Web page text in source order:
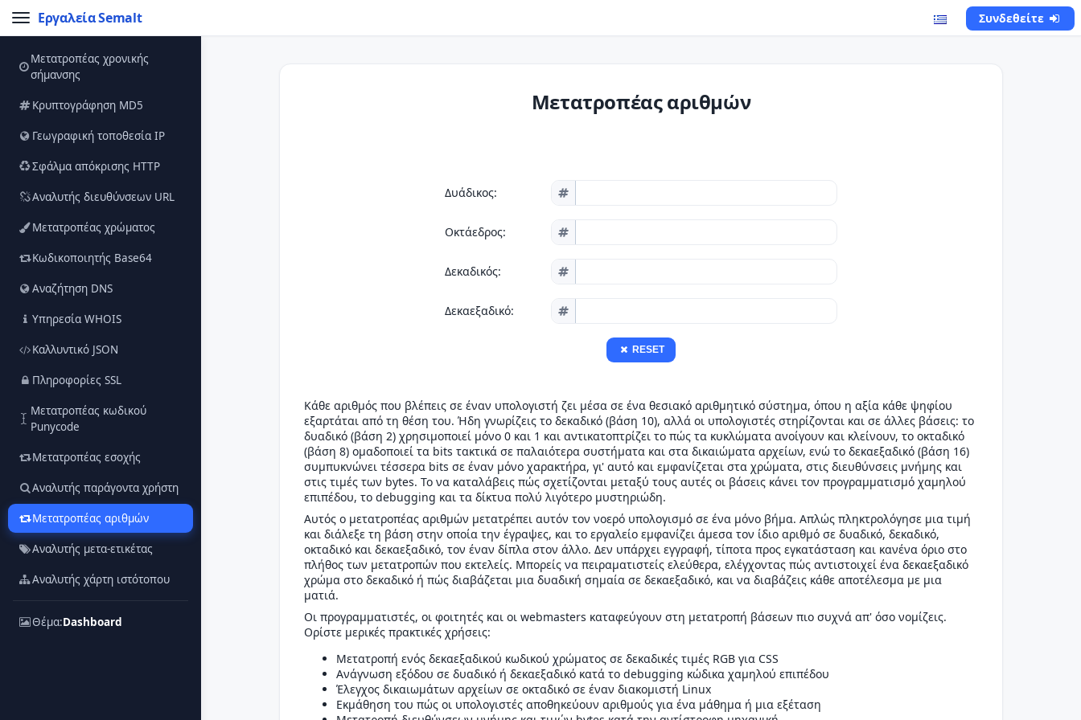
Εργαλεία Semalt Συνδεθείτε
Μετατροπέας χρονικής
σήμανσης
Κρυπτογράφηση MD5
Γεωγραφική τοποθεσία IP
Σφάλμα απόκρισης HTTP
Αναλυτής διευθύνσεων URL
Μετατροπέας χρώματος
Κωδικοποιητής Base64
Αναζήτηση DNS
Υπηρεσία WHOIS
Καλλυντικό JSON
Πληροφορίες SSL
Μετατροπέας κωδικού
Punycode
Μετατροπέας εσοχής
Αναλυτής παράγοντα χρήστη
Μετατροπέας αριθμών
Αναλυτής μετα-ετικέτας
Αναλυτής χάρτη ιστότοπου
Θέμα:Dashboard
Μετατροπέας αριθμών
Δυάδικος:
Οκτάεδρος:
Δεκαδικός:
Δεκαεξαδικό:
RESET
Κάθε αριθμός που βλέπεις σε έναν υπολογιστή ζει μέσα σε ένα θεσιακό αριθμητικό σύστημα, όπου η αξία κάθε ψηφίου
εξαρτάται από τη θέση του. Ήδη γνωρίζεις το δεκαδικό (βάση 10), αλλά οι υπολογιστές στηρίζονται και σε άλλες βάσεις: το
δυαδικό (βάση 2) χρησιμοποιεί μόνο 0 και 1 και αντικατοπτρίζει το πώς τα κυκλώματα ανοίγουν και κλείνουν, το οκταδικό
(βάση 8) ομαδοποιεί τα bits τακτικά σε παλαιότερα συστήματα και στα δικαιώματα αρχείων, ενώ το δεκαεξαδικό (βάση 16)
συμπυκνώνει τέσσερα bits σε έναν μόνο χαρακτήρα, γι' αυτό και εμφανίζεται στα χρώματα, στις διευθύνσεις μνήμης και
στις τιμές των bytes. Το να καταλάβεις πώς σχετίζονται μεταξύ τους αυτές οι βάσεις κάνει τον προγραμματισμό χαμηλού
επιπέδου, το debugging και τα δίκτυα πολύ λιγότερο μυστηριώδη.
Αυτός ο μετατροπέας αριθμών μετατρέπει αυτόν τον νοερό υπολογισμό σε ένα μόνο βήμα. Απλώς πληκτρολόγησε μια τιμή
και διάλεξε τη βάση στην οποία την έγραψες, και το εργαλείο εμφανίζει άμεσα τον ίδιο αριθμό σε δυαδικό, δεκαδικό,
οκταδικό και δεκαεξαδικό, τον έναν δίπλα στον άλλο. Δεν υπάρχει εγγραφή, τίποτα προς εγκατάσταση και κανένα όριο στο
πλήθος των μετατροπών που εκτελείς. Μπορείς να πειραματιστείς ελεύθερα, ελέγχοντας πώς αντιστοιχεί ένα δεκαεξαδικό
χρώμα στο δεκαδικό ή πώς διαβάζεται μια δυαδική σημαία σε δεκαεξαδικό, και να διαβάζεις κάθε αποτέλεσμα με μια
ματιά.
Οι προγραμματιστές, οι φοιτητές και οι webmasters καταφεύγουν στη μετατροπή βάσεων πιο συχνά απ' όσο νομίζεις.
Ορίστε μερικές πρακτικές χρήσεις:
Μετατροπή ενός δεκαεξαδικού κωδικού χρώματος σε δεκαδικές τιμές RGB για CSS
Ανάγνωση εξόδου σε δυαδικό ή δεκαεξαδικό κατά το debugging κώδικα χαμηλού επιπέδου
Έλεγχος δικαιωμάτων αρχείων σε οκταδικό σε έναν διακομιστή Linux
Εκμάθηση του πώς οι υπολογιστές αποθηκεύουν αριθμούς για ένα μάθημα ή μια εξέταση